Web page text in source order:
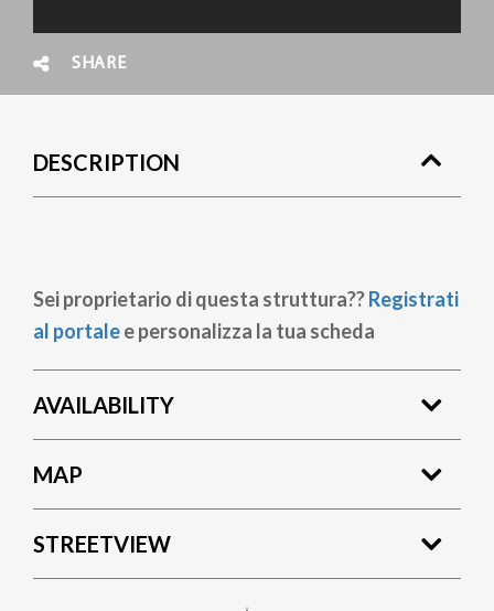
SHARE
DESCRIPTION
Sei proprietario di questa struttura??Registrati
al portalee personalizza la tua scheda
AVAILABILITY
MAP
STREETVIEW